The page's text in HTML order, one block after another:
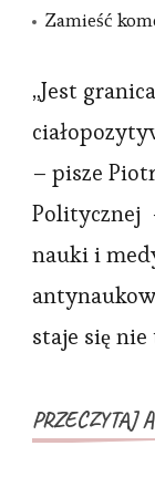
Zamieść
„Jest
– pisze
Politycznej
nauki i
staje się
PRZECZYTAJ